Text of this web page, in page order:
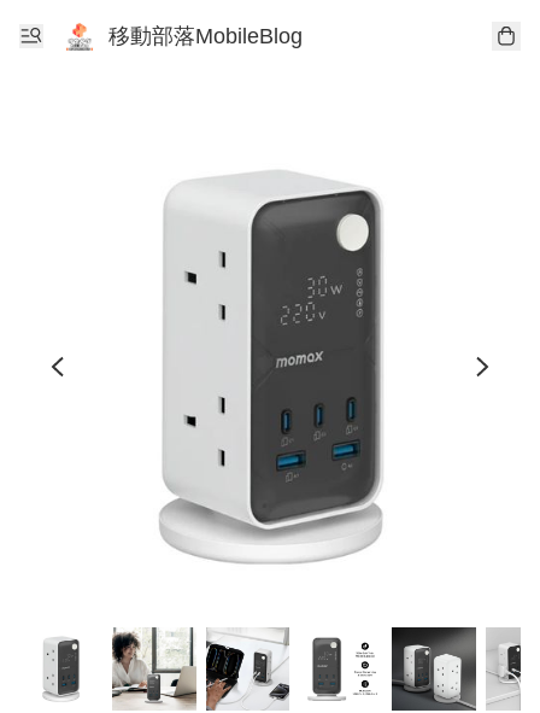
移動部落MobileBlog